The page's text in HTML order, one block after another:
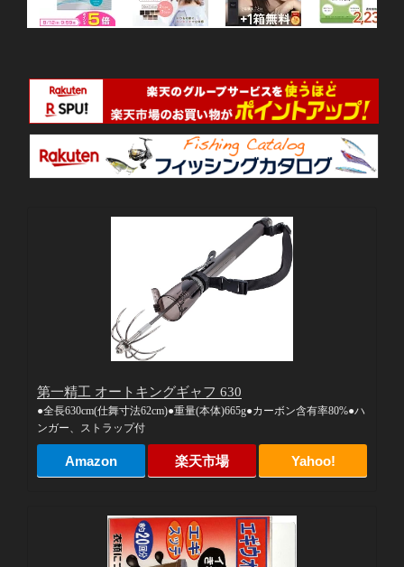
第一精工 オートキングギャフ 630
●全長630cm(仕舞寸法62cm)●重量(本体)665g●カーボン含有率80%●ハ
ンガー、ストラップ付
Amazon 楽天市場 Yahoo!